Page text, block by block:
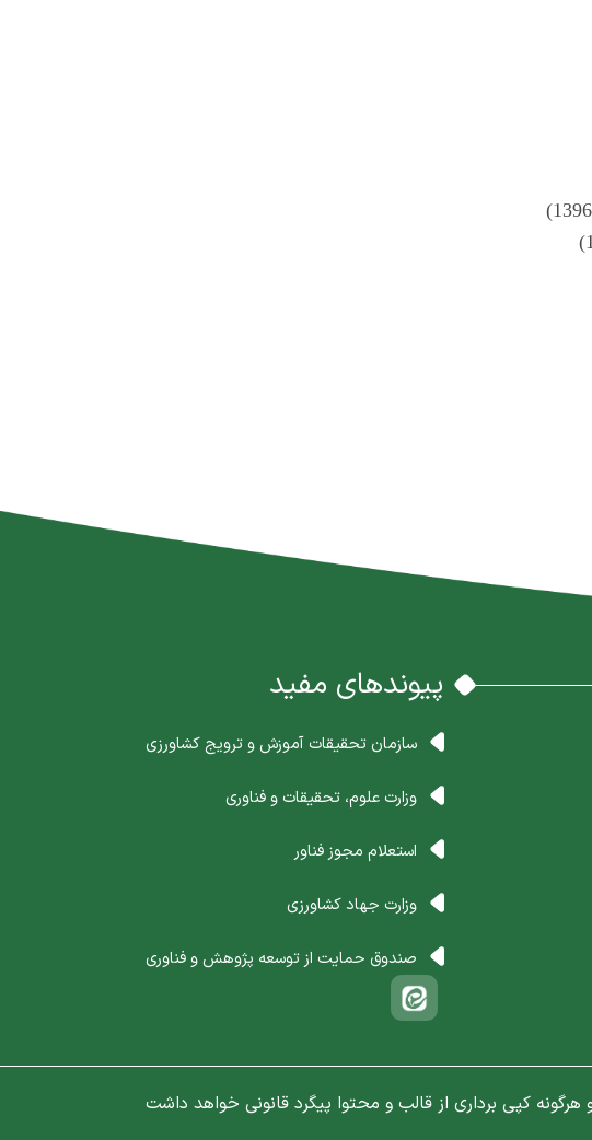
پیوندهای مفید
سازمان تحقیقات آموزش و ترویج کشاورزی
وزارت علوم، تحقیقات و فناوری
استعلام مجوز فناور
وزارت جهاد کشاورزی
صندوق حمایت از توسعه پژوهش و فناوری
کپی برداری از قالب و محتوا پیگرد قانونی خواهد داشت